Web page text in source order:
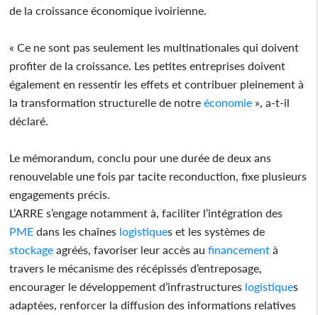
de la croissance économique ivoirienne.
« Ce ne sont pas seulement les multinationales qui doivent
profiter de la croissance. Les petites entreprises doivent
également en ressentir les effets et contribuer pleinement à
la transformation structurelle de notre économie », a-t-il
déclaré.
Le mémorandum, conclu pour une durée de deux ans
renouvelable une fois par tacite reconduction, fixe plusieurs
engagements précis.
L’ARRE s’engage notamment à, faciliter l’intégration des
PME dans les chaînes logistiques et les systèmes de
stockage agréés, favoriser leur accès au financement à
travers le mécanisme des récépissés d’entreposage,
encourager le développement d’infrastructures logistiques
adaptées, renforcer la diffusion des informations relatives